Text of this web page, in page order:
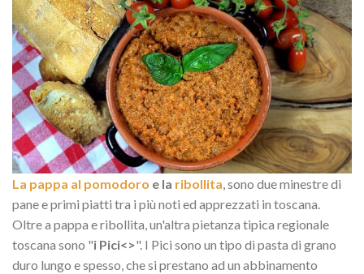
La pappa al pomodoro e la ribollita, sono due minestre di
pane e primi piatti tra i più noti ed apprezzati in toscana.
Oltre a pappa e ribollita, un'altra pietanza tipica regionale
toscana sono "i Pici<>". I Pici sono un tipo di pasta di grano
duro lungo e spesso, che si prestano ad un abbinamento